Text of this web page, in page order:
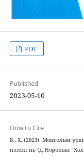
PDF
Published
2023-05-10
How to Cite
Б., Х. (2023). Монголын
нээсэн нь (Д.Норовын